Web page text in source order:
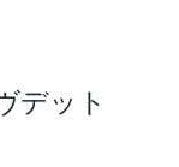
デット